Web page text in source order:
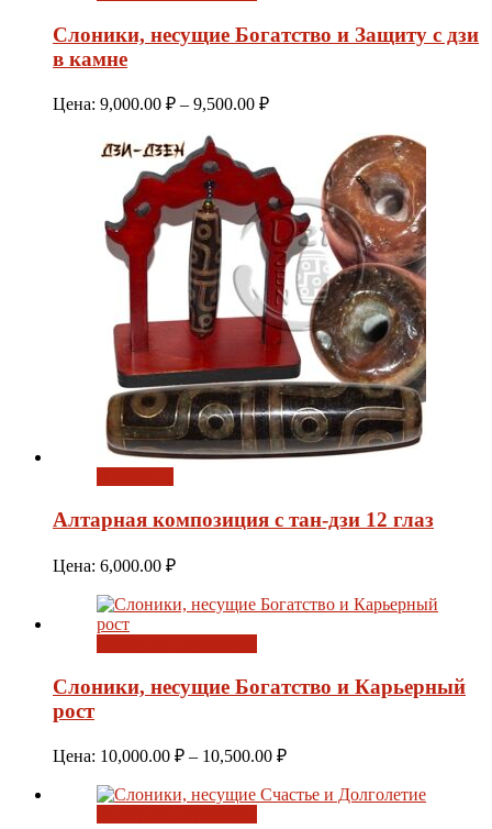
Слоники, несущие Богатство и Защиту с дзи
в камне
Цена: 9,000.00 ₽ – 9,500.00 ₽Диапазон
–
9,500.00 ₽
Алтарная композиция с тан-дзи 12 глаз
Цена: 6,000.00 ₽
Слоники, несущие Богатство и Карьерный
рост
Цена: 10,000.00 ₽ – 10,500.00 ₽Диапазон
10,000.00 ₽